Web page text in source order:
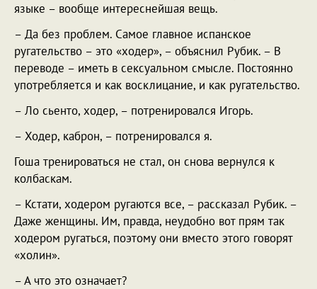
языке – вообще интереснейшая вещь.
– Да без проблем. Самое главное испанское
ругательство – это «ходер», – объяснил Рубик. – В
переводе – иметь в сексуальном смысле. Постоянно
употребляется и как восклицание, и как ругательство.
– Ло сьенто, ходер, – потренировался Игорь.
– Ходер, каброн, – потренировался я.
Гоша тренироваться не стал, он снова вернулся к
колбаскам.
– Кстати, ходером ругаются все, – рассказал Рубик. –
Даже женщины. Им, правда, неудобно вот прям так
ходером ругаться, поэтому они вместо этого говорят
«холин».
– А что это означает?